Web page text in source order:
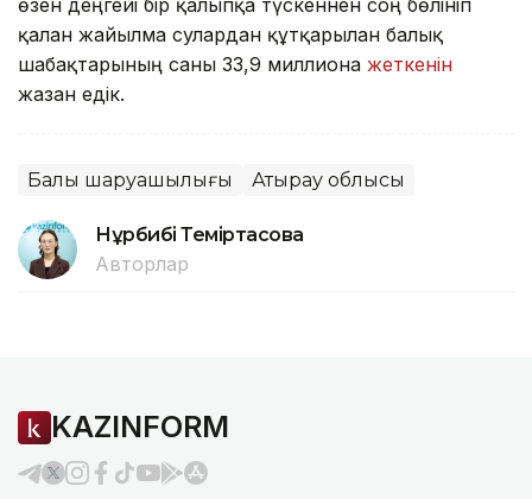
өзен деңгейі бір қалыпқа түскеннен соң бөлініп
қалған жайылма сулардан құтқарылған балық
шабақтарының саны 33,9 миллионға жеткенін
жазған едік.
Балық шаруашылығы Атырау облысы
Нұрбибі Теміртасова
Авторлар
KAZINFORM